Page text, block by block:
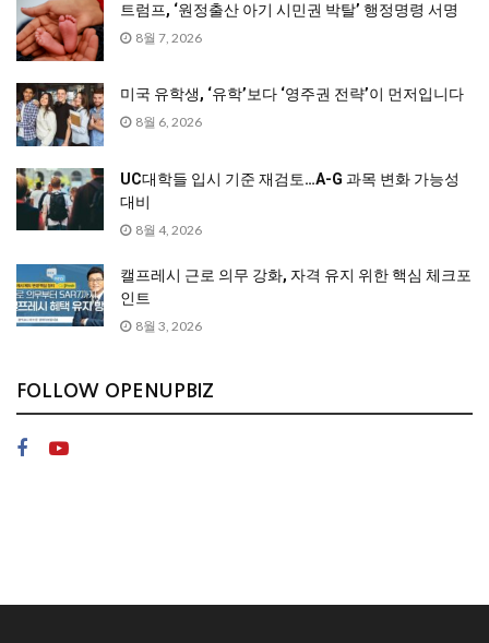
트럼프, ‘원정출산 아기 시민권 박탈’ 행정명령 서명
8월 7, 2026
미국 유학생, ‘유학’보다 ‘영주권 전략’이 먼저입니다
8월 6, 2026
UC대학들 입시 기준 재검토…A-G 과목 변화 가능성
대비
8월 4, 2026
캘프레시 근로 의무 강화, 자격 유지 위한 핵심 체크포
인트
8월 3, 2026
FOLLOW OPENUPBIZ